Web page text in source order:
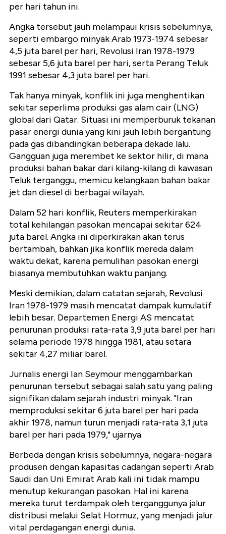
per hari tahun ini.
Angka tersebut jauh melampaui krisis sebelumnya,
seperti embargo minyak Arab 1973-1974 sebesar
4,5 juta barel per hari, Revolusi Iran 1978-1979
sebesar 5,6 juta barel per hari, serta Perang Teluk
1991 sebesar 4,3 juta barel per hari.
Tak hanya minyak, konflik ini juga menghentikan
sekitar seperlima produksi gas alam cair (LNG)
global dari Qatar. Situasi ini memperburuk tekanan
pasar energi dunia yang kini jauh lebih bergantung
pada gas dibandingkan beberapa dekade lalu.
Gangguan juga merembet ke sektor hilir, di mana
produksi bahan bakar dari kilang-kilang di kawasan
Teluk terganggu, memicu kelangkaan bahan bakar
jet dan diesel di berbagai wilayah.
Dalam 52 hari konflik, Reuters memperkirakan
total kehilangan pasokan mencapai sekitar 624
juta barel. Angka ini diperkirakan akan terus
bertambah, bahkan jika konflik mereda dalam
waktu dekat, karena pemulihan pasokan energi
biasanya membutuhkan waktu panjang.
Meski demikian, dalam catatan sejarah, Revolusi
Iran 1978-1979 masih mencatat dampak kumulatif
lebih besar. Departemen Energi AS mencatat
penurunan produksi rata-rata 3,9 juta barel per hari
selama periode 1978 hingga 1981, atau setara
sekitar 4,27 miliar barel.
Jurnalis energi Ian Seymour menggambarkan
penurunan tersebut sebagai salah satu yang paling
signifikan dalam sejarah industri minyak. "Iran
memproduksi sekitar 6 juta barel per hari pada
akhir 1978, namun turun menjadi rata-rata 3,1 juta
barel per hari pada 1979," ujarnya.
Berbeda dengan krisis sebelumnya, negara-negara
produsen dengan kapasitas cadangan seperti Arab
Saudi dan Uni Emirat Arab kali ini tidak mampu
menutup kekurangan pasokan. Hal ini karena
mereka turut terdampak oleh terganggunya jalur
distribusi melalui Selat Hormuz, yang menjadi jalur
vital perdagangan energi dunia.